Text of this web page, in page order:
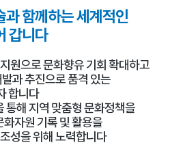
과함께하는 세계적인
갑니다
원으로 문화향유 기회 확대하고
과 추진으로 품격 있는
합니다
통해 지역 맞춤형 문화정책을
화자원 기록 및 활용을
성을 위해 노력합니다